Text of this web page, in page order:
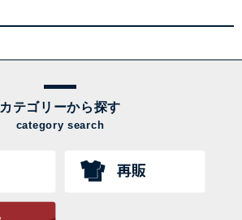
カテゴリーから探す
category search